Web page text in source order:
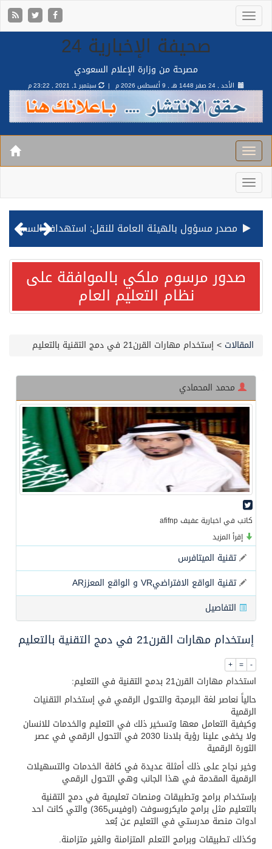
صحيفة الإخبارية 24
مصرحة من وزارة الإعلام السعودي
الأحد , 24 صفر 1448 هـ , 9 أغسطس 2026 م | سبتمبر 1, 2021 , 23:22 م
مصدر مسؤول بالهيئة العامة للنقل: استهداف السفينة السعودية NCC MASA خلال إبحارها في البحر الأحمر نتج عنه إصابة طفيفة في بدنها
صدور مرسوم ملكي بالموافقة على نظام التعليم العام
خلال 3 أيام… التجمعات الصحية تتلقى رغبات أكثر من 87% من موظفي وزارة الصحة لعروض الانتقال
سمو ولي العهد يتلقى اتصالًا هاتفيًا من رئيس الوزراء الباكستاني
محافظ عفيف يؤدي صلاة عيد الأضحى
صدور مرسوم ملكي بالموافقة على
نظام التعليم العام
المقالات > إستخدام مهارات القرن21 في دمج التقنية بالتعليم
محمد المحمادي
كاتب في اخبارية عفيف afifnp
إقرأ المزيد
تقنية الميتافرس
تقنية الواقع الافتراضيVR و الواقع المعززAR
التفاصيل
إستخدام مهارات القرن21 في دمج التقنية بالتعليم
+ = -
استخدام مهارات القرن21 بدمج التقنية في التعليم:
حالياً نعاصر لغة البرمجة والتحول الرقمي في إستخدام التقنيات
الرقمية
وكيفية التعامل معها وتسخير ذلك في التعليم والخدمات للانسان
ولا يخفى علينا رؤية بلادنا 2030 في التحول الرقمي في عصر
الثورة الرقمية
وخير نجاح على ذلك أمثلة عديدة في كافة الخدمات والتسهيلات
الرقمية المقدمة في هذا الجانب وهي التحول الرقمي
بإستخدام برامج وتطبيقات ومنصات تعليمية في دمج التقنية
بالتعليم مثل برامج مايكروسوفت (اوفيس365) والتي كانت احد
ادوات منصة مدرستي في التعليم عن بُعد
وكذلك تطبيقات وبرامج التعلم المتزامنة والغير متزامنة.